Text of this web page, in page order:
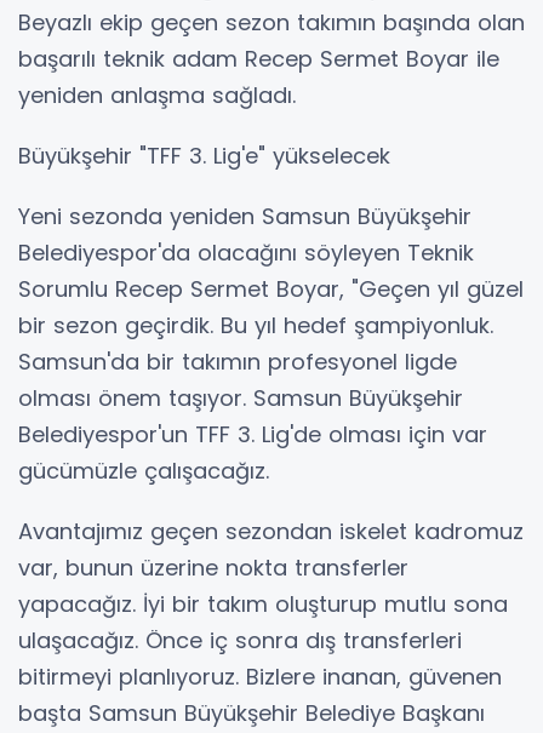
Beyazlı ekip geçen sezon takımın başında olan
başarılı teknik adam Recep Sermet Boyar ile
yeniden anlaşma sağladı.
Büyükşehir "TFF 3. Lig'e" yükselecek
Yeni sezonda yeniden Samsun Büyükşehir
Belediyespor'da olacağını söyleyen Teknik
Sorumlu Recep Sermet Boyar, "Geçen yıl güzel
bir sezon geçirdik. Bu yıl hedef şampiyonluk.
Samsun'da bir takımın profesyonel ligde
olması önem taşıyor. Samsun Büyükşehir
Belediyespor'un TFF 3. Lig'de olması için var
gücümüzle çalışacağız.
Avantajımız geçen sezondan iskelet kadromuz
var, bunun üzerine nokta transferler
yapacağız. İyi bir takım oluşturup mutlu sona
ulaşacağız. Önce iç sonra dış transferleri
bitirmeyi planlıyoruz. Bizlere inanan, güvenen
başta Samsun Büyükşehir Belediye Başkanı